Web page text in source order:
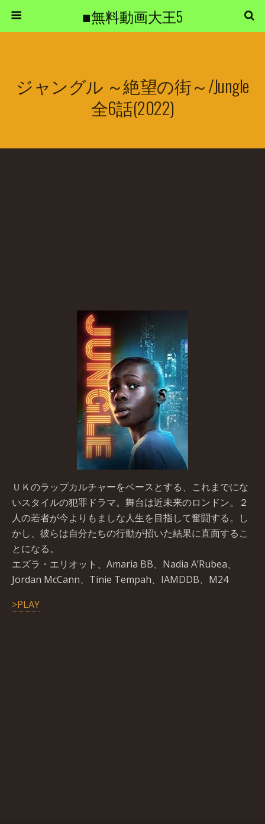
■無料動画大王5
ジャングル ～絶望の街～/Jungle
全6話(2022)
ＵＫのラップカルチャーをベースとする、これまでにな
いスタイルの犯罪ドラマ。舞台は近未来のロンドン。２
人の若者が今よりもましな人生を目指して奮闘する。し
かし、彼らは自分たちの行動が招いた結果に直面するこ
とになる。
エズラ・エリオット、Amaria BB、Nadia A’Rubea、
Jordan McCann、Tinie Tempah、IAMDDB、M24
>PLAY